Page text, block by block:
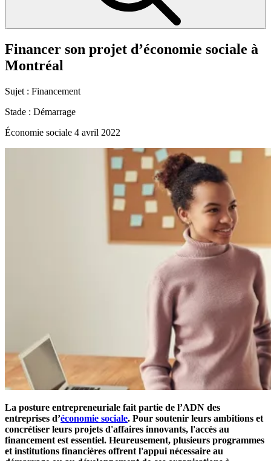
Financer son projet d’économie sociale à
Montréal
Sujet : Financement
Stade : Démarrage
Économie sociale 4 avril 2022
La posture entrepreneuriale fait partie de l’ADN des
entreprises d’économie sociale. Pour soutenir leurs ambitions et
concrétiser leurs projets d'affaires innovants, l'accès au
financement est essentiel. Heureusement, plusieurs programmes
et institutions financières offrent l'appui nécessaire au